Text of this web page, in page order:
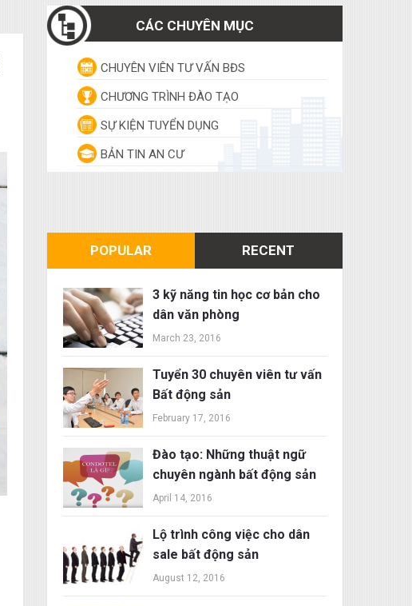
CÁC CHUYÊN MỤC
CHUYÊN VIÊN TƯ VẤN BĐS
CHƯƠNG TRÌNH ĐÀO TẠO
SỰ KIỆN TUYỂN DỤNG
BẢN TIN AN CƯ
POPULAR RECENT
3 kỹ năng tin học cơ bản cho
dân văn phòng
March 23, 2016
Tuyển 30 chuyên viên tư vấn
Bất động sản
February 17, 2016
Đào tạo: Những thuật ngữ
chuyên ngành bất động sản
April 14, 2016
Lộ trình công việc cho dân
sale bất động sản
August 12, 2016